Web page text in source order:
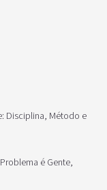
Disciplina, Método e
é Gente,